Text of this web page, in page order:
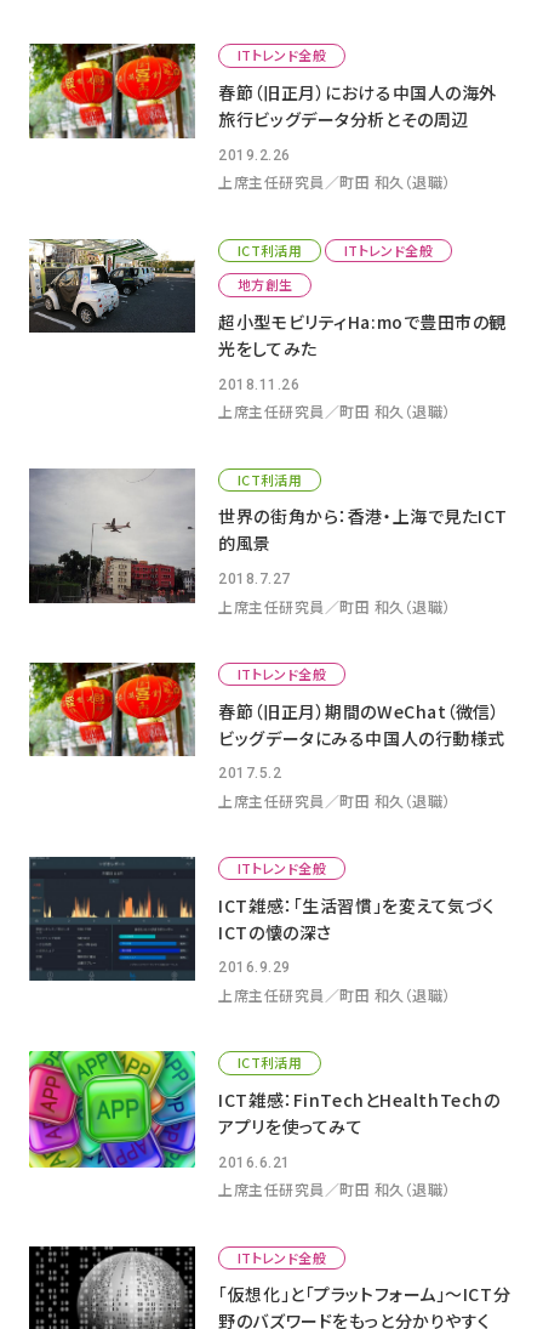
ITトレンド全般
春節（旧正月）における中国人の海外
旅行ビッグデータ分析とその周辺
2019.2.26
上席主任研究員／町田 和久（退職）
ICT利活用
ITトレンド全般
地方創生
超小型モビリティHa:moで豊田市の観
光をしてみた
2018.11.26
上席主任研究員／町田 和久（退職）
ICT利活用
世界の街角から：香港・上海で見たICT
的風景
2018.7.27
上席主任研究員／町田 和久（退職）
ITトレンド全般
春節（旧正月）期間のWeChat（微信）
ビッグデータにみる中国人の行動様式
2017.5.2
上席主任研究員／町田 和久（退職）
ITトレンド全般
ICT雑感：「生活習慣」を変えて気づく
ICTの懐の深さ
2016.9.29
上席主任研究員／町田 和久（退職）
ICT利活用
ICT雑感：FinTechとHealthTechの
アプリを使ってみて
2016.6.21
上席主任研究員／町田 和久（退職）
ITトレンド全般
「仮想化」と「プラットフォーム」～ICT分
野のバズワードをもっと分かりやすく